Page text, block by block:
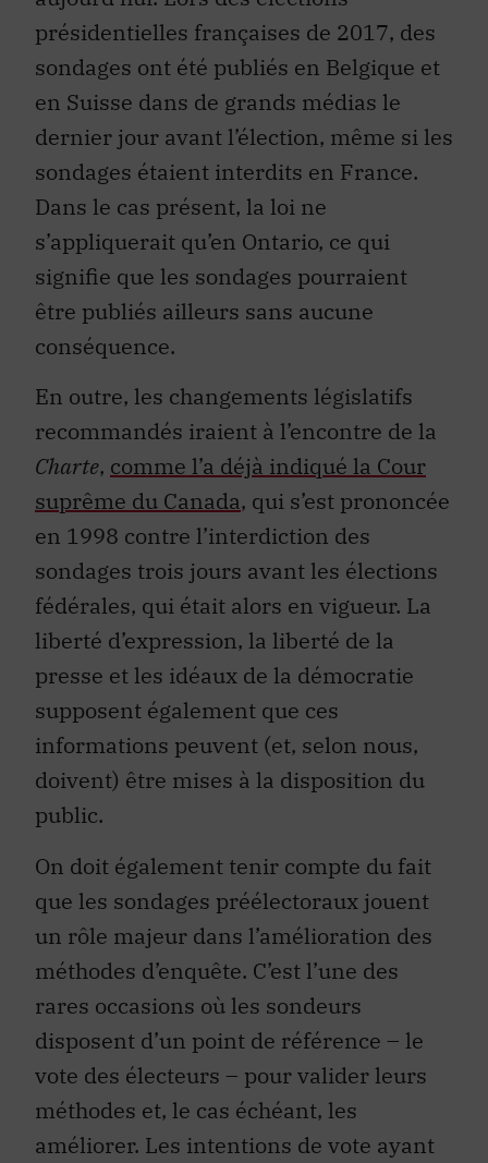
présidentielles françaises de 2017, des
sondages ont été publiés en Belgique et
en Suisse dans de grands médias le
dernier jour avant l’élection, même si les
sondages étaient interdits en France.
Dans le cas présent, la loi ne
s’appliquerait qu’en Ontario, ce qui
signifie que les sondages pourraient
être publiés ailleurs sans aucune
conséquence.
En outre, les changements législatifs
recommandés iraient à l’encontre de la
Charte, comme l’a déjà indiqué la Cour
suprême du Canada, qui s’est prononcée
en 1998 contre l’interdiction des
sondages trois jours avant les élections
fédérales, qui était alors en vigueur. La
liberté d’expression, la liberté de la
presse et les idéaux de la démocratie
supposent également que ces
informations peuvent (et, selon nous,
doivent) être mises à la disposition du
public.
On doit également tenir compte du fait
que les sondages préélectoraux jouent
un rôle majeur dans l’amélioration des
méthodes d’enquête. C’est l’une des
rares occasions où les sondeurs
disposent d’un point de référence – le
vote des électeurs – pour valider leurs
méthodes et, le cas échéant, les
améliorer. Les intentions de vote ayant